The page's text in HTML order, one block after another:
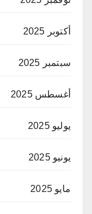
أكتوبر 2025
سبتمبر 2025
أغسطس 2025
يوليو 2025
يونيو 2025
مايو 2025